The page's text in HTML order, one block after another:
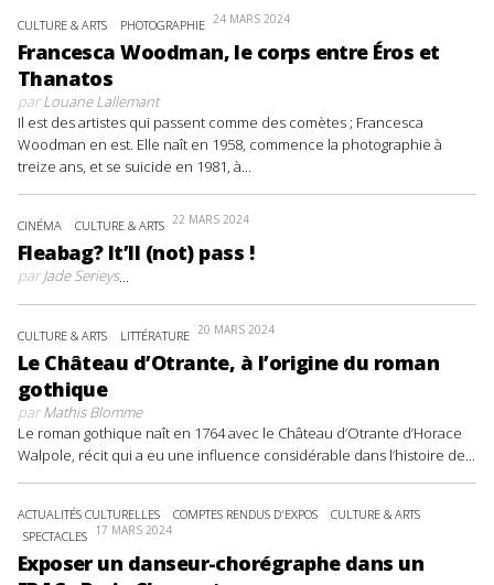
CULTURE & ARTS PHOTOGRAPHIE 24 MARS 2024
Francesca Woodman, le corps entre Éros et
Thanatos
parLouane Lallemant
Il est des artistes qui passent comme des comètes ; Francesca
Woodman en est. Elle naît en 1958, commence la photographie à
treize ans, et se suicide en 1981, à...
CINÉMA CULTURE & ARTS 22 MARS 2024
Fleabag? It’ll (not) pass !
parJade Serieys...
CULTURE & ARTS LITTÉRATURE 20 MARS 2024
Le Château d’Otrante, à l’origine du roman
gothique
parMathis Blomme
Le roman gothique naît en 1764 avec le Château d’Otrante d’Horace
Walpole, récit qui a eu une influence considérable dans l’histoire de...
ACTUALITÉS CULTURELLES COMPTES RENDUS D'EXPOS
CULTURE & ARTS
SPECTACLES 17 MARS 2024
Exposer un danseur-chorégraphe dans un